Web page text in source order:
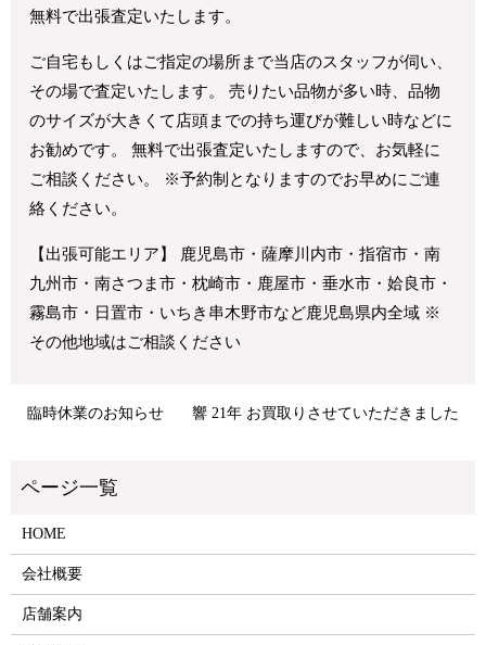
無料で出張査定いたします。
ご自宅もしくはご指定の場所まで当店のスタッフが伺い、
その場で査定いたします。 売りたい品物が多い時、品物
のサイズが大きくて店頭までの持ち運びが難しい時などに
お勧めです。 無料で出張査定いたしますので、お気軽に
ご相談ください。 ※予約制となりますのでお早めにご連
絡ください。
【出張可能エリア】 鹿児島市・薩摩川内市・指宿市・南
九州市・南さつま市・枕崎市・鹿屋市・垂水市・姶良市・
霧島市・日置市・いちき串木野市など鹿児島県内全域 ※
その他地域はご相談ください
臨時休業のお知らせ 響 21年 お買取りさせていただきました
HOME
会社概要
店舗案内